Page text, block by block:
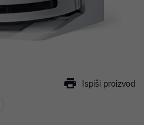
Ispiši proizvod